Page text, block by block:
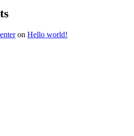
on Hello world!